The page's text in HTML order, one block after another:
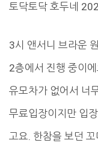
토닥토닥 호두네
3시 앤서니 브라운
2층에서 진행 중이
유모차가 없어서 너
무료입장이지만 입
고요. 한참을 보던